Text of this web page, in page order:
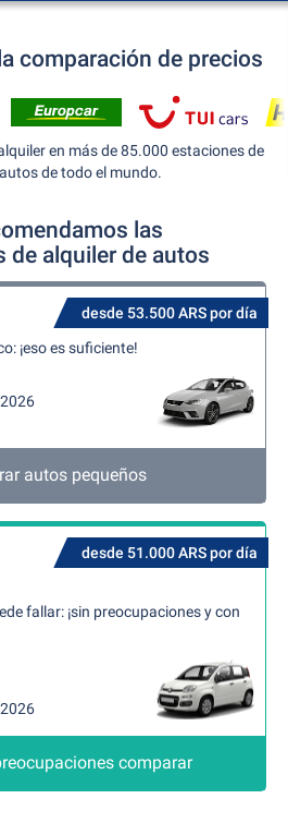
comparación de precios
en más de 85.000 estaciones de
de todo el mundo.
las
de alquiler de autos
desde 53.500 ARS por día
¡eso es suficiente!
autos pequeños
desde 51.000 ARS por día
fallar: ¡sin preocupaciones y con
comparar